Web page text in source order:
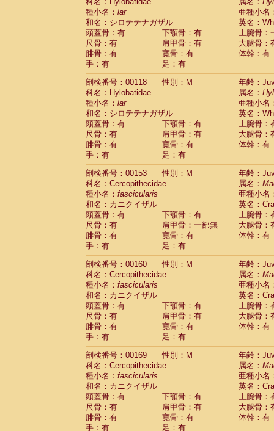
種小名： lar
亜種小名
和名：シロテテナガザル
英名：
頭蓋骨：有
下顎骨：有
上腕骨：
尺骨：有
肩甲骨：有
大腿骨：
腓骨：有
寛骨：有
体幹：有
手：有
足：有
剖検番号：00118
性別：M
年齢：
科名：Hylobatidae
属名：
種小名： lar
亜種小名
和名：シロテテナガザル
英名：
頭蓋骨：有
下顎骨：有
上腕骨：
尺骨：有
肩甲骨：有
大腿骨：
腓骨：有
寛骨：有
体幹：有
手：有
足：有
剖検番号：00153
性別：M
年齢：
科名：Cercopithecidae
属名：
種小名： fascicularis
亜種小名
和名：カニクイザル
英名：
頭蓋骨：有
下顎骨：有
上腕骨：
尺骨：有
肩甲骨：一部無
大腿骨：
腓骨：有
寛骨：有
体幹：有
手：有
足：有
剖検番号：00160
性別：M
年齢：
科名：Cercopithecidae
属名：
種小名： fascicularis
亜種小名
和名：カニクイザル
英名：
頭蓋骨：有
下顎骨：有
上腕骨：
尺骨：有
肩甲骨：有
大腿骨：
腓骨：有
寛骨：有
体幹：有
手：有
足：有
剖検番号：00169
性別：M
年齢：
科名：Cercopithecidae
属名：
種小名： fascicularis
亜種小名
和名：カニクイザル
英名：
頭蓋骨：有
下顎骨：有
上腕骨：
尺骨：有
肩甲骨：有
大腿骨：
腓骨：有
寛骨：有
体幹：有
手：有
足：有